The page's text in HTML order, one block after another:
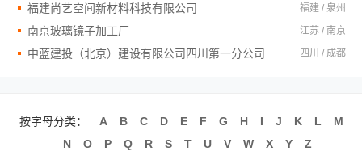
福建尚艺空间新材料科技有限公司 福建 / 泉州
南京玻璃镜子加工厂 江苏 / 南京
中蓝建投（北京）建设有限公司四川第一分公司 四川 / 成都
按字母分类： A B C D E F G H I J K L
M
N
O P Q R S T U V W X Y Z